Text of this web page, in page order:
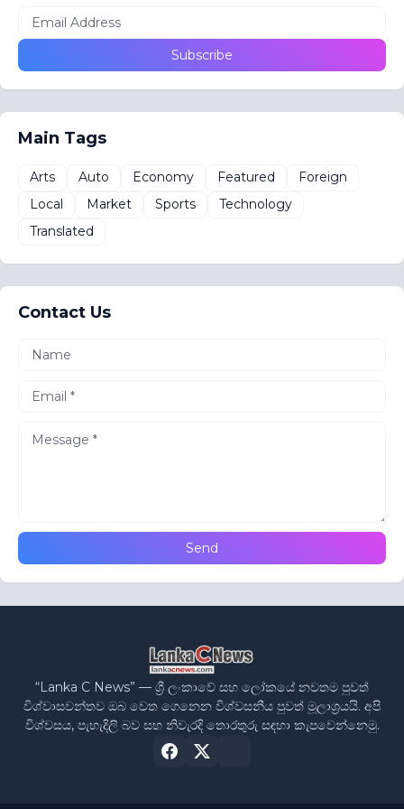
Main Tags
Arts Auto Economy Featured
Foreign
Local
Market Sports
Technology
Translated
Contact Us
“Lanka C News” — ශ්‍රී ලංකාවේ සහ ලෝකයේ නවතම පුවත්
විශ්වාසවන්තව ඔබ වෙත ගෙනෙන විශ්වසනීය පුවත් මූලාශ්‍රයයි. අපි
විශ්වසය, පැහැදිලි බව සහ නිවැරදි තොරතුරු සඳහා කැපවෙන්නෙමු.